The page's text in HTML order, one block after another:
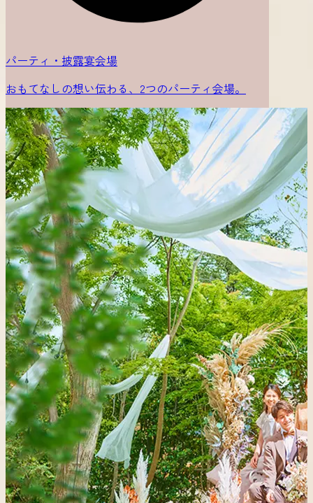
パーティ・披露宴会場
おもてなしの想い伝わる、2つのパーティ会場。